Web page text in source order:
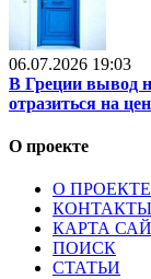
06.07.2026 19:03
В Греции вывод
отразиться на
О проекте
О ПРОЕКТЕ
КОНТАКТЫ
КАРТА
ПОИСК
СТАТЬИ